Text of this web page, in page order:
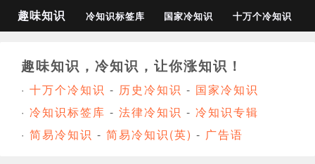
趣味知识 冷知识标签库 国家冷知识 十万个冷知识
趣味知识，冷知识，让你涨知识！
· 十万个冷知识 - 历史冷知识 - 国家冷知识
· 冷知识标签库 - 法律冷知识 - 冷知识专辑
· 简易冷知识 - 简易冷知识(英) - 广告语